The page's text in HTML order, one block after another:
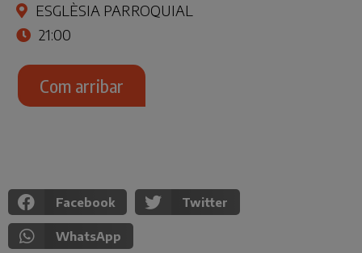
ESGLÈSIA PARROQUIAL
21:00
Com arribar
Facebook Twitter
WhatsApp